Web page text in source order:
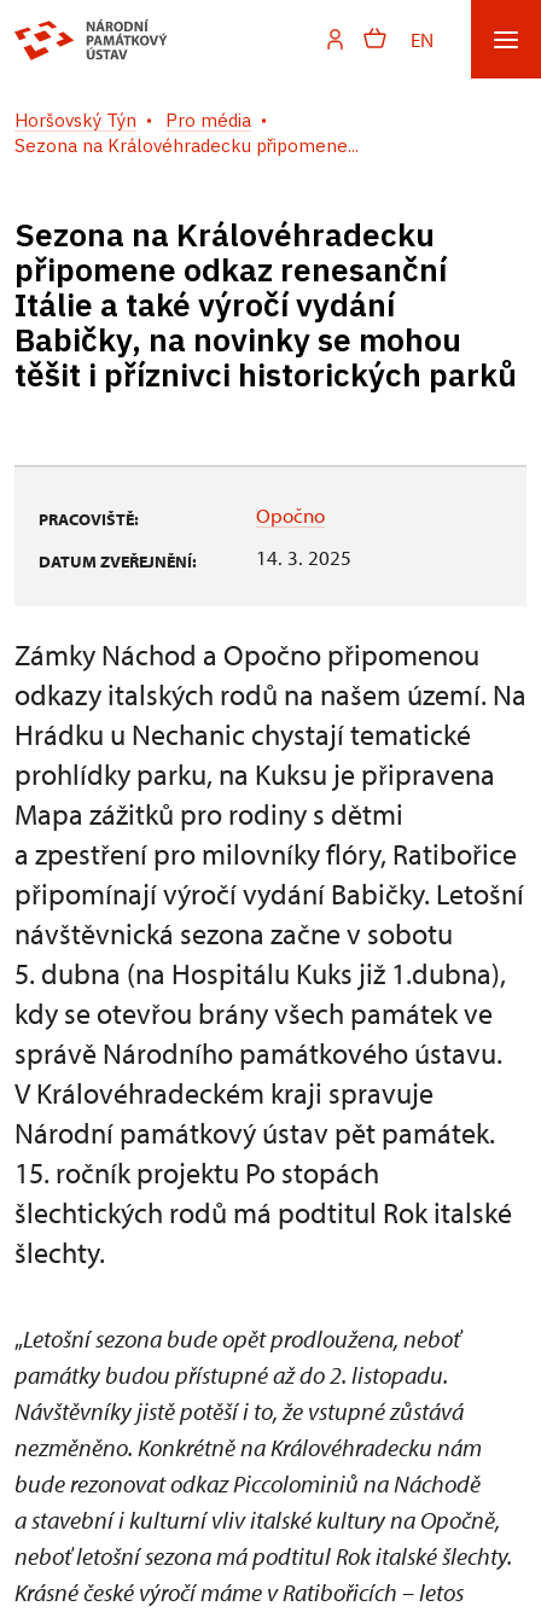
EN
Horšovský Týn
Pro média
Sezona na Královéhradecku připomene...
Sezona na Královéhradecku
připomene odkaz renesanční
Itálie a také výročí vydání
Babičky, na novinky se mohou
těšit i příznivci historických parků
PRACOVIŠTĚ: Opočno
DATUM ZVEŘEJNĚNÍ: 14. 3. 2025
Zámky Náchod a Opočno připomenou
odkazy italských rodů na našem území. Na
Hrádku u Nechanic chystají tematické
prohlídky parku, na Kuksu je připravena
Mapa zážitků pro rodiny s dětmi
a zpestření pro milovníky flóry, Ratibořice
připomínají výročí vydání Babičky. Letošní
návštěvnická sezona začne v sobotu
5. dubna (na Hospitálu Kuks již 1.dubna),
kdy se otevřou brány všech památek ve
správě Národního památkového ústavu.
V Královéhradeckém kraji spravuje
Národní památkový ústav pět památek.
15. ročník projektu Po stopách
šlechtických rodů má podtitul Rok italské
šlechty.
„Letošní sezona bude opět prodloužena, neboť
památky budou přístupné až do 2. listopadu.
Návštěvníky jistě potěší i to, že vstupné zůstává
nezměněno. Konkrétně na Královéhradecku nám
bude rezonovat odkaz Piccolominiů na Náchodě
a stavební i kulturní vliv italské kultury na Opočně,
neboť letošní sezona má podtitul Rok italské šlechty.
Krásné české výročí máme v Ratibořicích – letos